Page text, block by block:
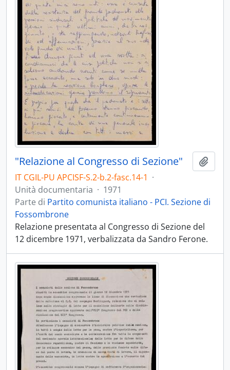
"Relazione al Congresso di Sezione"
IT CGIL-PU APCISF-S.2-b.2-fasc.14-1 ·
Unità documentaria · 1971
Parte di Partito comunista italiano - PCI. Sezione di
Fossombrone
Relazione presentata al Congresso di Sezione del
12 dicembre 1971, verbalizzata da Sandro Ferone.